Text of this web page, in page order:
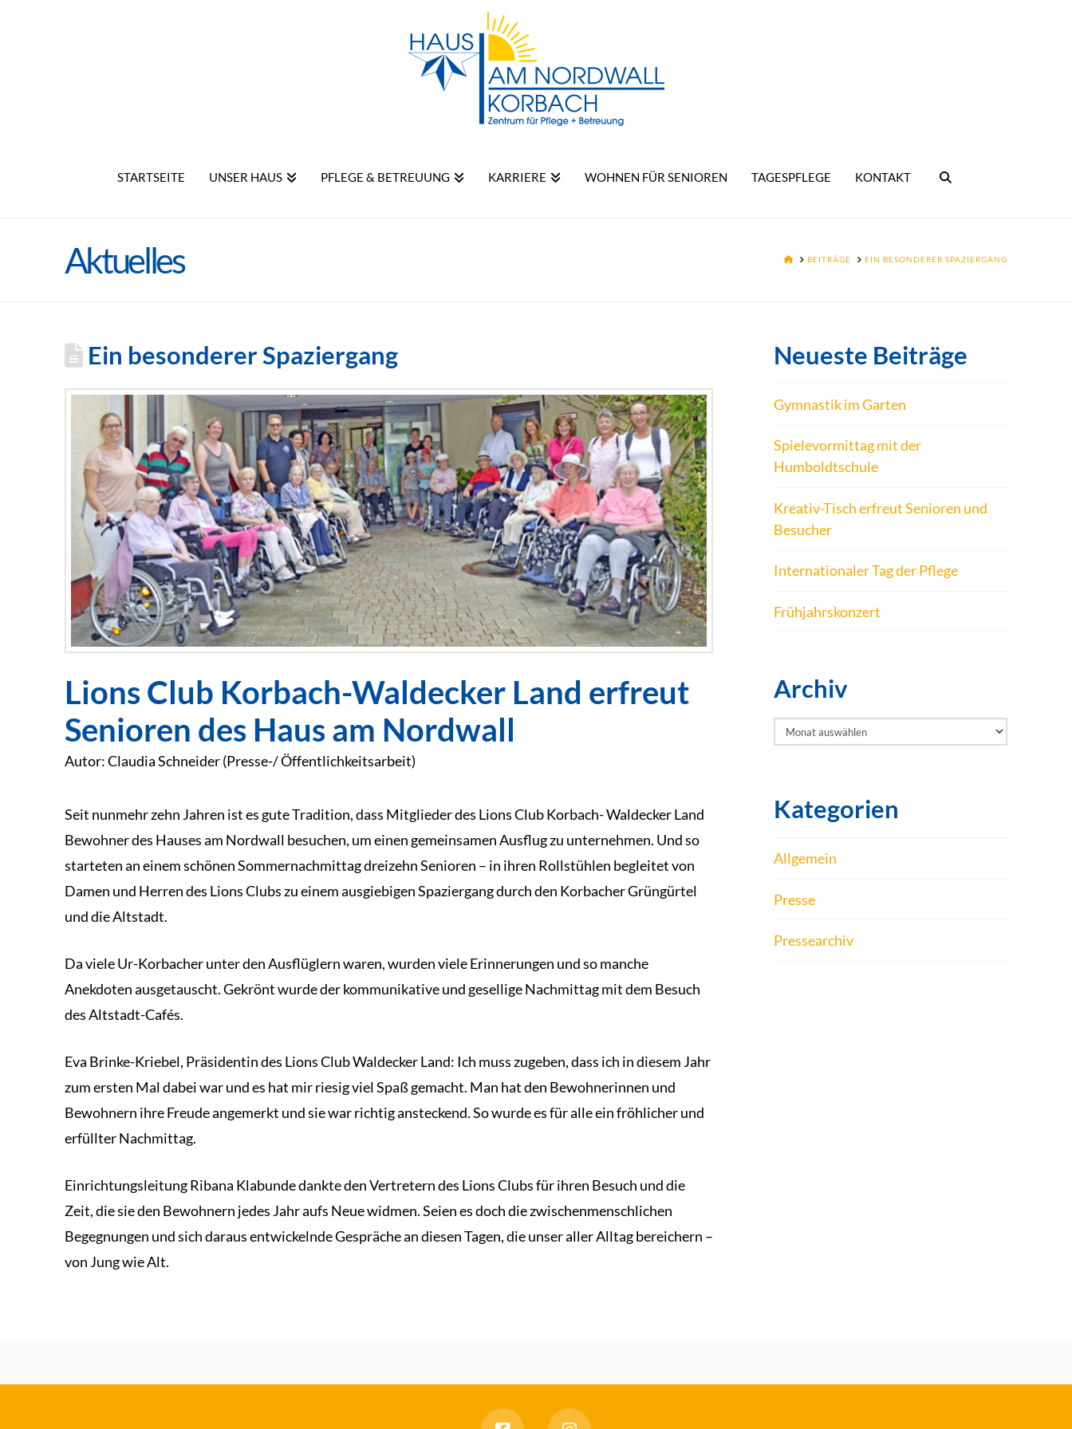
STARTSEITE UNSER HAUS PFLEGE & BETREUUNG KARRIERE WOHNEN FÜR SENIOREN TAGESPFLEGE KONTAKT
Aktuelles HOMEBEITRÄGE EIN BESONDERER SPAZIERGANG
Ein besonderer Spaziergang
Lions Club Korbach-Waldecker Land erfreut
Senioren des Haus am Nordwall
Autor: Claudia Schneider (Presse-/ Öffentlichkeitsarbeit)
Seit nunmehr zehn Jahren ist es gute Tradition, dass Mitglieder des Lions Club Korbach- Waldecker Land
Bewohner des Hauses am Nordwall besuchen, um einen gemeinsamen Ausflug zu unternehmen. Und so
starteten an einem schönen Sommernachmittag dreizehn Senioren – in ihren Rollstühlen begleitet von
Damen und Herren des Lions Clubs zu einem ausgiebigen Spaziergang durch den Korbacher Grüngürtel
und die Altstadt.
Da viele Ur-Korbacher unter den Ausflüglern waren, wurden viele Erinnerungen und so manche
Anekdoten ausgetauscht. Gekrönt wurde der kommunikative und gesellige Nachmittag mit dem Besuch
des Altstadt-Cafés.
Eva Brinke-Kriebel, Präsidentin des Lions Club Waldecker Land: Ich muss zugeben, dass ich in diesem Jahr
zum ersten Mal dabei war und es hat mir riesig viel Spaß gemacht. Man hat den Bewohnerinnen und
Bewohnern ihre Freude angemerkt und sie war richtig ansteckend. So wurde es für alle ein fröhlicher und
erfüllter Nachmittag.
Einrichtungsleitung Ribana Klabunde dankte den Vertretern des Lions Clubs für ihren Besuch und die
Zeit, die sie den Bewohnern jedes Jahr aufs Neue widmen. Seien es doch die zwischenmenschlichen
Begegnungen und sich daraus entwickelnde Gespräche an diesen Tagen, die unser aller Alltag bereichern –
von Jung wie Alt.
Neueste Beiträge
Gymnastik im Garten
Spielevormittag mit der
Humboldtschule
Kreativ-Tisch erfreut Senioren und
Besucher
Internationaler Tag der Pflege
Frühjahrskonzert
Archiv
Archiv
Kategorien
Allgemein
Presse
Pressearchiv